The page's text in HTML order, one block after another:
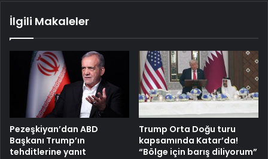
İlgili Makaleler
Pezeşkiyan’dan ABD
Başkanı Trump’ın
tehditlerine yanıt
Trump Orta Doğu turu
kapsamında Katar’da!
“Bölge için barış diliyorum”